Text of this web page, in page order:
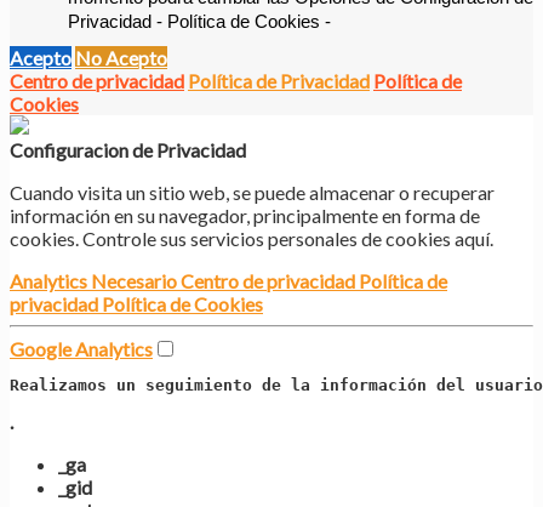
Privacidad - Política de Cookies -
Acepto No Acepto
Centro de privacidad Política de Privacidad Política de
Cookies
Configuracion de Privacidad
Cuando visita un sitio web, se puede almacenar o recuperar
información en su navegador, principalmente en forma de
cookies. Controle sus servicios personales de cookies aquí.
Analytics NecesarioCentro de privacidad Política de
privacidad Política de Cookies
Google Analytics
Realizamos un seguimiento de la información del
.
_ga
_gid